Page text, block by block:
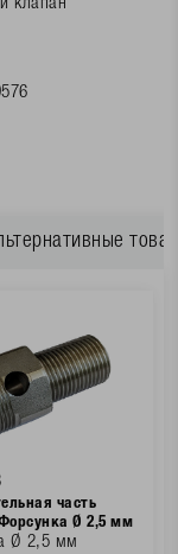
клапан
часть
Ø 2,5 мм
Ø 2,5 мм